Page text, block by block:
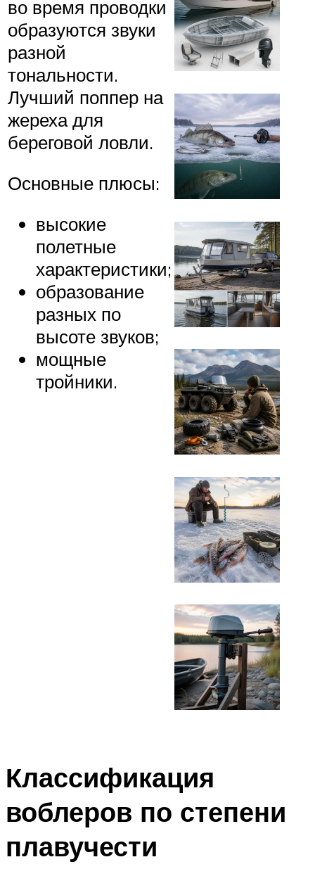
во время проводки
образуются звуки
разной
тональности.
Лучший поппер на
жереха для
береговой ловли.
Основные плюсы:
высокие
полетные
характеристики;
образование
разных по
высоте звуков;
мощные
тройники.
Классификация
воблеров по степени
плавучести